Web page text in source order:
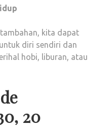
kita dapat
diri sendiri dan
hobi, liburan, atau
20